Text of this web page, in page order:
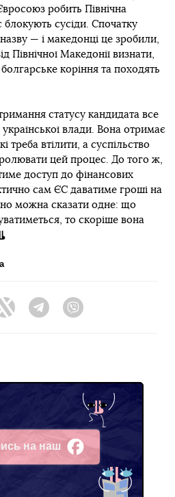
робить Північна
блокують сусіди. Спочатку
— і македонці це зробили,
Північної Македонії визнати,
коріння та походять
статусу кандидата все
влади. Вона отримає
треба втілити, а суспільство
цей процес. До того ж,
доступ до фінансових
сам ЄС даватиме гроші на
можна сказати одне: що
то скоріше вона
Twitter Telegram
на наш